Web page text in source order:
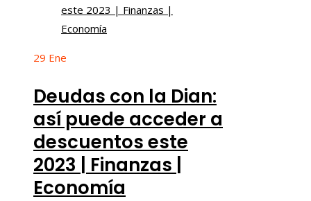
29 Ene
Deudas con la Dian:
así puede acceder a
descuentos este
2023 | Finanzas |
Economía